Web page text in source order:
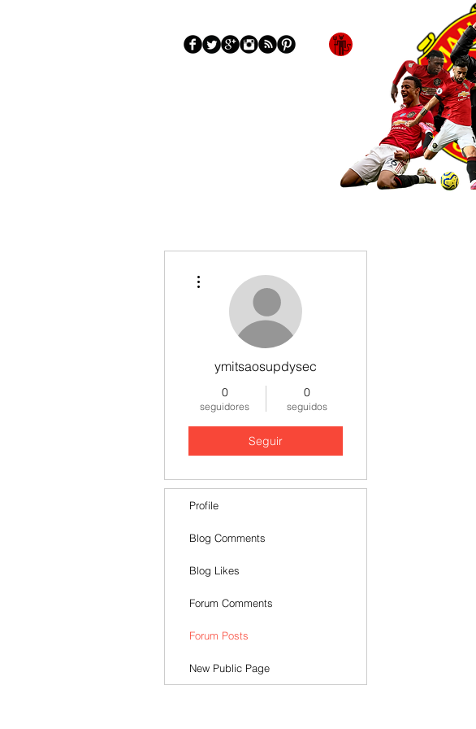
ymitsaosupdysec
0
seguidores
0
seguidos
Seguir
Profile
Blog Comments
Blog Likes
Forum Comments
Forum Posts
New Public Page